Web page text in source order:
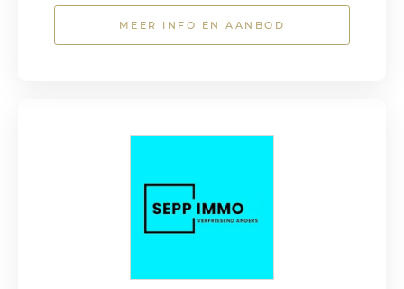
MEER INFO EN AANBOD